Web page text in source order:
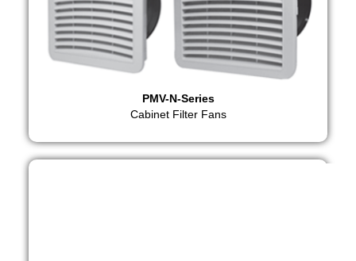
PMV-N-Series
Cabinet Filter Fans